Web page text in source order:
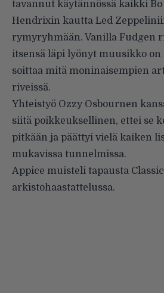
tavannut käytännössä kaikki
Hendrixin kautta Led
rymyryhmään. Vanilla Fudgen
itsensä läpi lyönyt muusikko
soittaa mitä moninaisempien
riveissä.
Yhteistyö Ozzy Osbournen
siitä poikkeuksellinen, ettei se
pitkään ja päättyi vielä kaiken
mukavissa tunnelmissa.
Appice muisteli tapausta
arkistohaastattelussa.